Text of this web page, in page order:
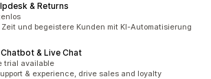
& Returns
9
und begeistere Kunden mit KI-Automatisierung
& Live Chat
recenzí: 9
trial available
& experience, drive sales and loyalty